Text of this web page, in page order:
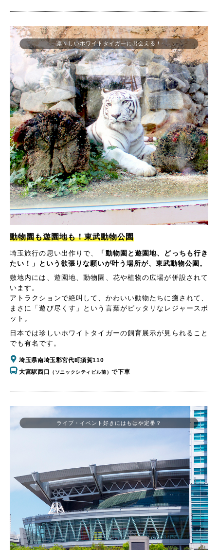
凛々しいホワイトタイガーに出会える！
動物園も遊園地も！東武動物公園
埼玉旅行の思い出作りで、
「動物園と遊園地、どっちも行き
たい！」という欲張りな願いが叶う場所が、東武動物公園。
敷地内には、遊園地、動物園、花や植物の広場が併設されて
います。
アトラクションで絶叫して、かわいい動物たちに癒されて、
まさに「遊び尽くす」という言葉がピッタリなレジャースポ
ット。
日本では珍しいホワイトタイガーの飼育展示が見られること
でも有名です。
埼玉県南埼玉郡宮代町須賀110
大宮駅西口
（ソニックシティビル前）で下車
ライブ・イベント好きにはもはや定番？